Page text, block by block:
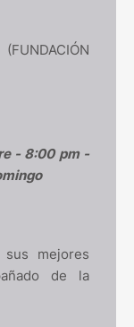
- 8:00 pm -
sus mejores
de la